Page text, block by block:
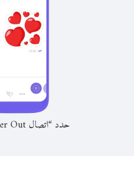
حدد “اتصال Viber Out” من عنوان المحادثة